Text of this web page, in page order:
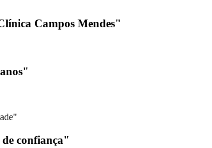
Campos Mendes"
confiança"